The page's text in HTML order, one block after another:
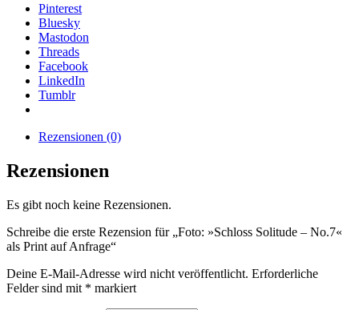
Pinterest
Bluesky
Mastodon
Threads
Facebook
LinkedIn
Tumblr
Rezensionen (0)
Rezensionen
Es gibt noch keine Rezensionen.
Schreibe die erste Rezension für „Foto: »Schloss Solitude – No.7«
als Print auf Anfrage“
Deine E-Mail-Adresse wird nicht veröffentlicht. Erforderliche
Felder sind mit * markiert